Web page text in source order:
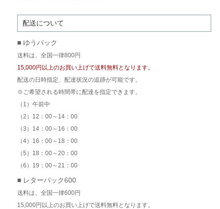
配送について
■ ゆうパック
送料は、全国一律800円
15,000円以上のお買い上げで送料無料となります。
配送の日時指定、配達状況の追跡が可能です。
※ご希望される時間帯に配達を指定できます。
（1）午前中
（2）12：00～14：00
（3）14：00～16：00
（4）16：00～18：00
（5）18：00～20：00
（6）19：00～21：00
■ レターパック600
送料は、全国一律600円
15,000円以上のお買い上げで送料無料となります。